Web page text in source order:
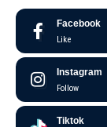
Facebook
Like
Instagram
Follow
Tiktok